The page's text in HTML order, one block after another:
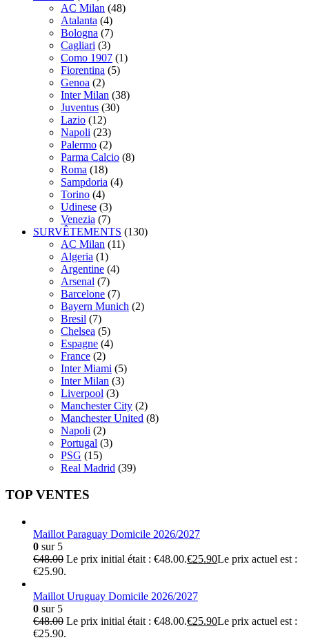
AC Milan (48)
Atalanta (4)
Bologna (7)
Cagliari (3)
Como 1907 (1)
Fiorentina (5)
Genoa (2)
Inter Milan (38)
Juventus (30)
Lazio (12)
Napoli (23)
Palermo (2)
Parma Calcio (8)
Roma (18)
Sampdoria (4)
Torino (4)
Udinese (3)
Venezia (7)
SURVÊTEMENTS (130)
AC Milan (11)
Algeria (1)
Argentine (4)
Arsenal (7)
Barcelone (7)
Bayern Munich (2)
Bresil (7)
Chelsea (5)
Espagne (4)
France (2)
Inter Miami (5)
Inter Milan (3)
Liverpool (3)
Manchester City (2)
Manchester United (8)
Napoli (2)
Portugal (3)
PSG (15)
Real Madrid (39)
TOP VENTES
Maillot Paraguay Domicile 2026/2027
0 sur 5
€48.00 Le prix initial était : €48.00.€25.90Le prix actuel est :
€25.90.
Maillot Uruguay Domicile 2026/2027
0 sur 5
€48.00 Le prix initial était : €48.00.€25.90Le prix actuel est :
€25.90.